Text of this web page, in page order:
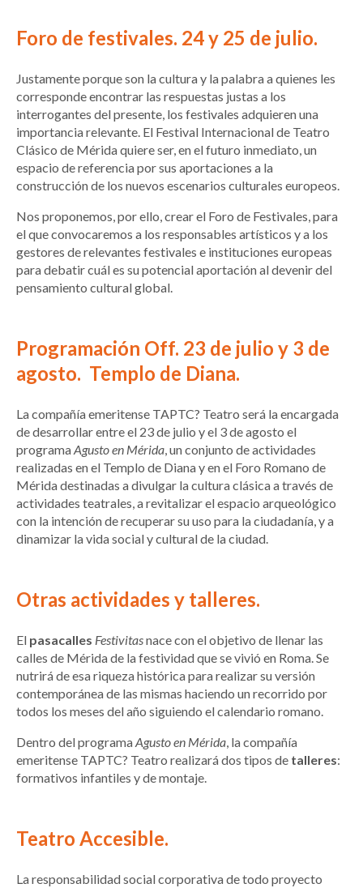
Foro de festivales. 24 y 25 de julio.
Justamente porque son la cultura y la palabra a quienes les
corresponde encontrar las respuestas justas a los
interrogantes del presente, los festivales adquieren una
importancia relevante. El Festival Internacional de Teatro
Clásico de Mérida quiere ser, en el futuro inmediato, un
espacio de referencia por sus aportaciones a la
construcción de los nuevos escenarios culturales europeos.
Nos proponemos, por ello, crear el Foro de Festivales, para
el que convocaremos a los responsables artísticos y a los
gestores de relevantes festivales e instituciones europeas
para debatir cuál es su potencial aportación al devenir del
pensamiento cultural global.
Programación Off. 23 de julio y 3 de
agosto. Templo de Diana.
La compañía emeritense TAPTC? Teatro será la encargada
de desarrollar entre el 23 de julio y el 3 de agosto el
programaAgusto en Mérida, un conjunto de actividades
realizadas en el Templo de Diana y en el Foro Romano de
Mérida destinadas a divulgar la cultura clásica a través de
actividades teatrales, a revitalizar el espacio arqueológico
con la intención de recuperar su uso para la ciudadanía, y a
dinamizar la vida social y cultural de la ciudad.
Otras actividades y talleres.
El pasacalles Festivitasnace con el objetivo de llenar las
calles de Mérida de la festividad que se vivió en Roma. Se
nutrirá de esa riqueza histórica para realizar su versión
contemporánea de las mismas haciendo un recorrido por
todos los meses del año siguiendo el calendario romano.
Dentro del programaAgusto en Mérida, la compañía
emeritense TAPTC? Teatro realizará dos tipos de talleres:
formativos infantiles y de montaje.
Teatro Accesible.
La responsabilidad social corporativa de todo proyecto